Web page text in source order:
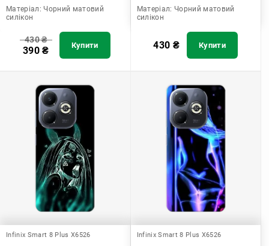
Матеріал: Чорний матовий
силікон
430₴
390₴ Купити
Матеріал: Чорний матовий
силікон
430 ₴ Купити
Infinix Smart 8 Plus X6526 Infinix Smart 8 Plus X6526